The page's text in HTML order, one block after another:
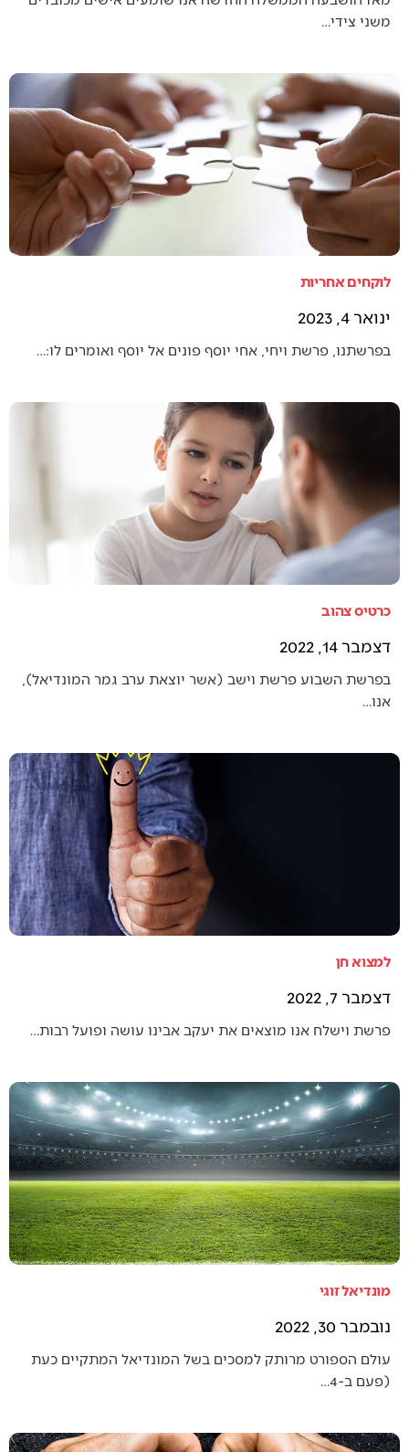
משני צידי…
לוקחים אחריות
ינואר 4, 2023
בפרשתנו, פרשת ויחי, אחי יוסף פונים אל יוסף ואומרים לו:…
כרטיס צהוב
דצמבר 14, 2022
בפרשת השבוע פרשת וישב (אשר יוצאת ערב גמר המונדיאל),
אנו…
למצוא חן
דצמבר 7, 2022
פרשת וישלח אנו מוצאים את יעקב אבינו עושה ופועל רבות…
מונדיאל זוגי
נובמבר 30, 2022
עולם הספורט מרותק למסכים בשל המונדיאל המתקיים כעת
(פעם ב-4…